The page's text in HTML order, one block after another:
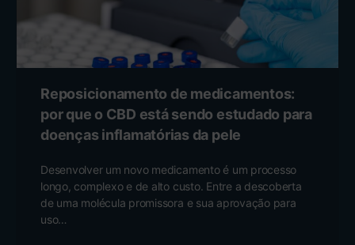
Reposicionamento de medicamentos:
por que o CBD está sendo estudado para
doenças inflamatórias da pele
Desenvolver um novo medicamento é um processo
longo, complexo e de alto custo. Entre a descoberta
de uma molécula promissora e sua aprovação para
uso…